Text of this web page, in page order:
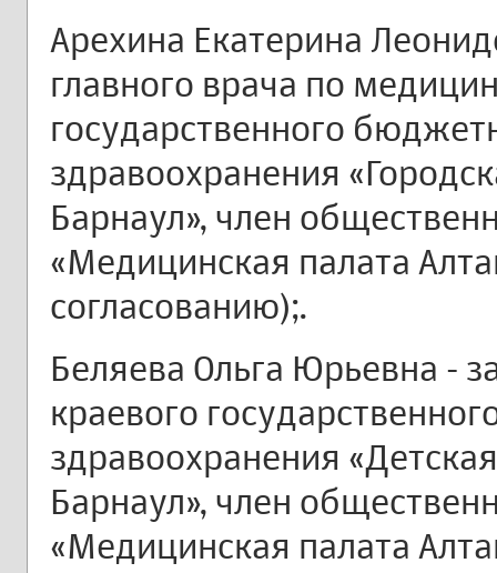
Арехина Екатерина
главного врача по
государственного
здравоохранения
Барнаул», член
«Медицинская палата
согласованию);.
Беляева Ольга Юрьевна -
краевого
здравоохранения
Барнаул», член
«Медицинская палата